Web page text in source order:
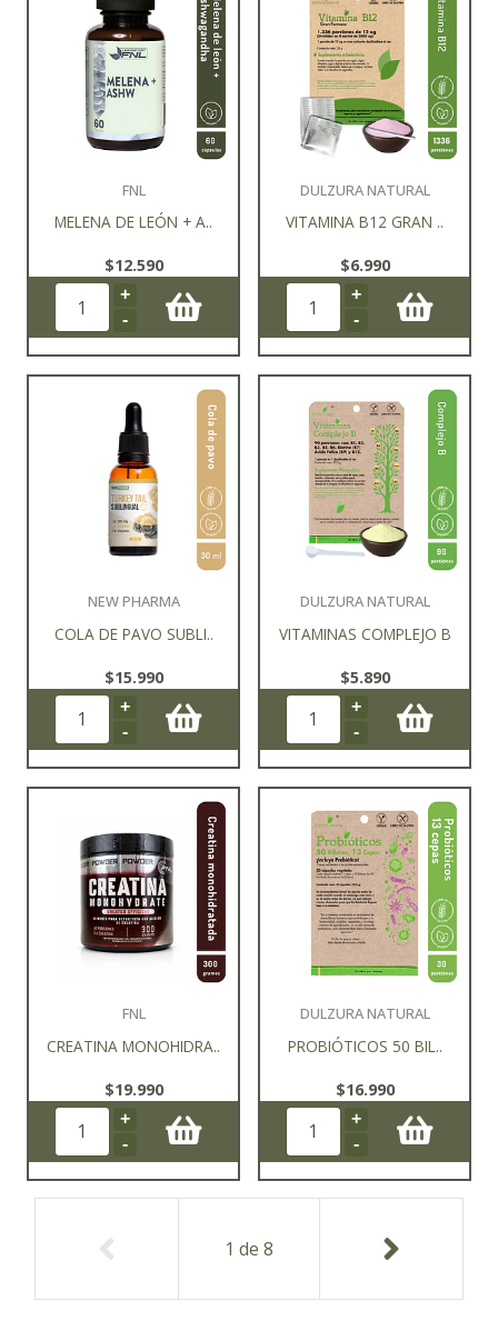
FNL
MELENA DE LEÓN + A..
$12.590
+
-
DULZURA NATURAL
VITAMINA B12 GRAN ..
$6.990
+
-
NEW PHARMA
COLA DE PAVO SUBLI..
$15.990
+
-
DULZURA NATURAL
VITAMINAS COMPLEJO B
$5.890
+
-
FNL
CREATINA MONOHIDRA..
$19.990
+
-
DULZURA NATURAL
PROBIÓTICOS 50 BIL..
$16.990
+
-
1 de 8